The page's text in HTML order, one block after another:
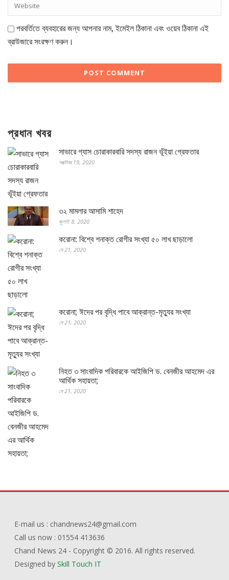
পরবর্তিতে ব্যবহারের জন্য আপনার নাম, ইমেইল ঠিকানা এবং ওয়েব ঠিকানা এই
ব্রাউজারে সংরক্ষণ করুন।
প্রধান খবর
সাভারে গ্যাস চোরাকারবারি সদস্য রাজন ভূঁইয়া গ্রেফতার
অক্টোবর 19, 2020
৩২ মামলার আসামি শাহেদ
জুলাই 8, 2020
করোনা: বিশ্বে শনাক্ত রোগীর সংখ্যা ৫০ লাখ ছাড়ালো
মে 21, 2020
করোনা; ঈদের পর বৃদ্ধি পাবে আক্রান্ত-মৃত্যুর সংখ্যা
মে 21, 2020
নিহত ৩ সাংবাদিক পরিবারকে আইজিপি ড. বেনজীর আহমেদ এর
আর্থিক সহায়তা;
মে 21, 2020
E-mail us : chandnews24@gmail.com
Call us now : 01554 413636
Chand News 24 - Copyright © 2016. All rights reserved.
Designed bySkill Touch IT